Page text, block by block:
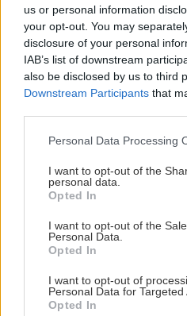
us or personal information
your opt-out. You may
disclosure of your personal
IAB’s list of downstream
also be disclosed by us to third
Downstream Participants that
Please note that this website/
not limited to your visit or usage
grant or deny consent to
use your data for below
consent section.
Personal Data Processing
I want to opt-out of the
personal data.
Opted In
I want to opt-out of the
Personal Data.
Opted In
I want to opt-out of
Personal Data for Targeted
Opted In
Ζέστανε τις κούπες στις
κρασί, τοποθετώντας τις
φούρνο μικροκυμάτων,
διατηρήσουν ζεστό το